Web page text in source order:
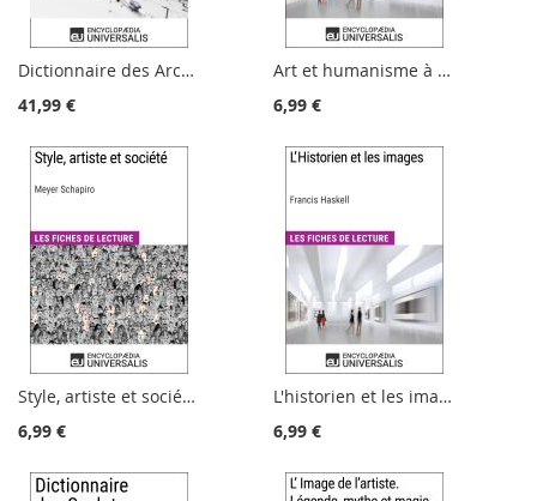
Dictionnaire des Architectes
41,99 €
Art et humanisme à Florence au temps de Laurent le Magnifique d'André Chastel
6,99 €
Style, artiste et société de Meyer Schapiro
6,99 €
L'historien et les images de Francis Haskell
6,99 €